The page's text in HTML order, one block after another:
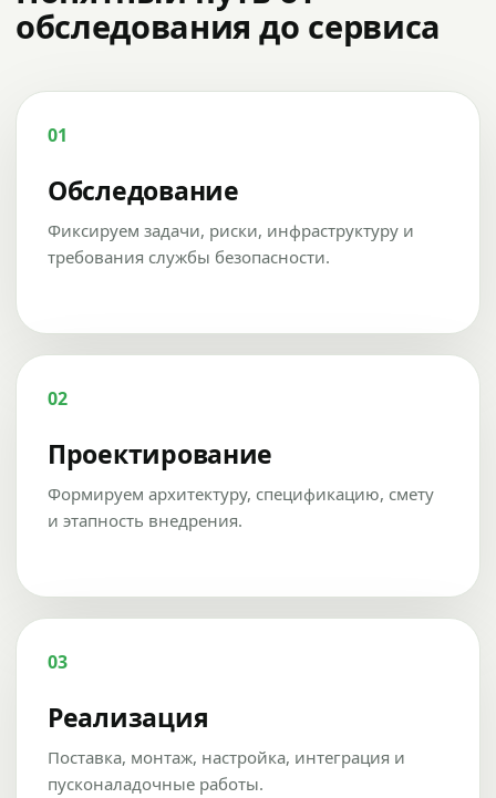
обследования до сервиса
01
Обследование
Фиксируем задачи, риски, инфраструктуру и
требования службы безопасности.
02
Проектирование
Формируем архитектуру, спецификацию, смету
и этапность внедрения.
03
Реализация
Поставка, монтаж, настройка, интеграция и
пусконаладочные работы.